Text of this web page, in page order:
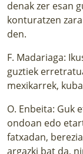
denak zer esan
konturatzen
den.
F. Madariaga:
guztiek
mexikarrek,
O. Enbeita: Guk
ondoan edo
fatxadan,
argazki bat da,